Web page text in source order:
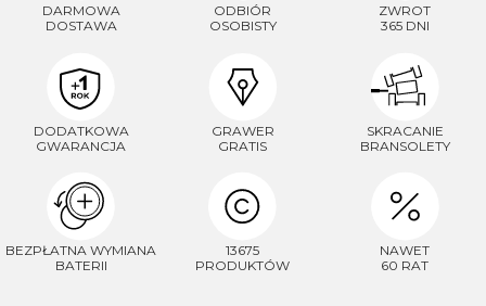
DARMOWA
DOSTAWA
ODBIÓR
OSOBISTY
ZWROT
365 DNI
DODATKOWA
GWARANCJA
GRAWER
GRATIS
SKRACANIE
BRANSOLETY
BEZPŁATNA WYMIANA
BATERII
13675
PRODUKTÓW
NAWET
60 RAT